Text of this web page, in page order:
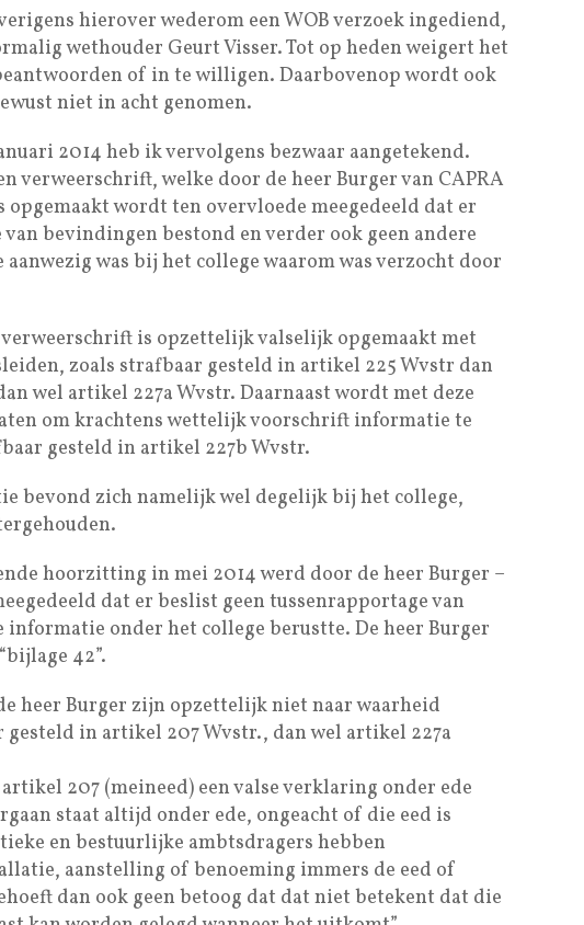
hierover wederom een WOB verzoek ingediend,
wethouder Geurt Visser. Tot op heden weigert het
of in te willigen. Daarbovenop wordt ook
niet in acht genomen.
2014 heb ik vervolgens bezwaar aangetekend.
verweerschrift, welke door de heer Burger van CAPRA
opgemaakt wordt ten overvloede meegedeeld dat er
bevindingen bestond en verder ook geen andere
was bij het college waarom was verzocht door
is opzettelijk valselijk opgemaakt met
zoals strafbaar gesteld in artikel 225 Wvstr dan
wel artikel 227a Wvstr. Daarnaast wordt met deze
om krachtens wettelijk voorschrift informatie te
gesteld in artikel 227b Wvstr.
bevond zich namelijk wel degelijk bij het college,
hoorzitting in mei 2014 werd door de heer Burger –
dat er beslist geen tussenrapportage van
onder het college berustte. De heer Burger
42”.
heer Burger zijn opzettelijk niet naar waarheid
gesteld in artikel 207 Wvstr., dan wel artikel 227a
207 (meineed) een valse verklaring onder ede
staat altijd onder ede, ongeacht of die eed is
en bestuurlijke ambtsdragers hebben
aanstelling of benoeming immers de eed of
dan ook geen betoog dat dat niet betekent dat die